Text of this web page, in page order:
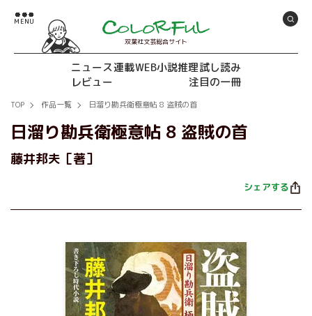
双葉社文芸総合サイト
ニュース連載WEB小説推理試し読み
レビュー
注目の一冊
TOP 作品一覧 日溜り勘兵衛極意帖 8 盗賊の首
日溜り勘兵衛極意帖 8 盗賊の首
藤井邦夫［著］
シェアする